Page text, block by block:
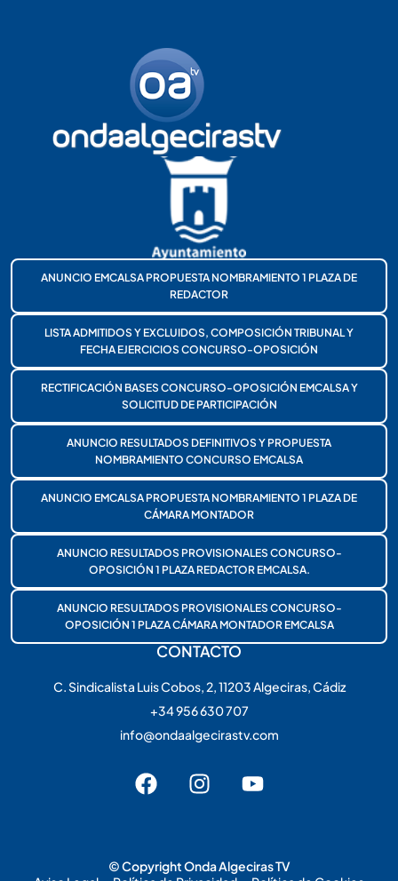
ANUNCIO EMCALSA PROPUESTA NOMBRAMIENTO 1 PLAZA DE
REDACTOR
LISTA ADMITIDOS Y EXCLUIDOS, COMPOSICIÓN TRIBUNAL Y
FECHA EJERCICIOS CONCURSO-OPOSICIÓN
RECTIFICACIÓN BASES CONCURSO-OPOSICIÓN EMCALSA Y
SOLICITUD DE PARTICIPACIÓN
ANUNCIO RESULTADOS DEFINITIVOS Y PROPUESTA
NOMBRAMIENTO CONCURSO EMCALSA
ANUNCIO EMCALSA PROPUESTA NOMBRAMIENTO 1 PLAZA DE
CÁMARA MONTADOR
ANUNCIO RESULTADOS PROVISIONALES CONCURSO-
OPOSICIÓN 1 PLAZA REDACTOR EMCALSA.
ANUNCIO RESULTADOS PROVISIONALES CONCURSO-
OPOSICIÓN 1 PLAZA CÁMARA MONTADOR EMCALSA
CONTACTO
C. Sindicalista Luis Cobos, 2, 11203 Algeciras, Cádiz
+34 956 630 707
info@ondaalgecirastv.com
© Copyright Onda Algeciras TV